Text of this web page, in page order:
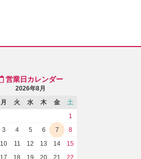
営業日カレンダー
2026年8月
月 火 水 木 金
土
1
3 4 5 6 7
8
10 11 12 13 14
15
17 18 19 20 21 22